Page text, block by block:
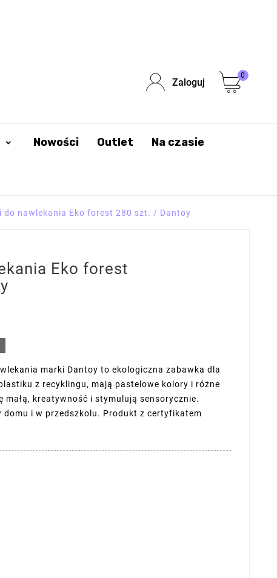
Zaloguj
0
Nowości Outlet Na czasie
do nawlekania Eko forest 280 szt. / Dantoy
Eko forest
marki Dantoy to ekologiczna zabawka dla
z recyklingu, mają pastelowe kolory i różne
małą, kreatywność i stymulują sensorycznie.
domu i w przedszkolu. Produkt z certyfikatem